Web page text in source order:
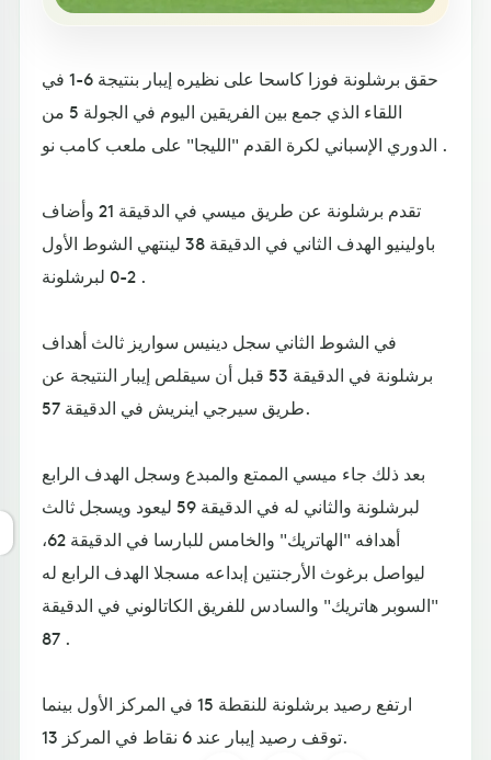
حقق برشلونة فوزا كاسحا على نظيره إيبار بنتيجة 6-1 في
اللقاء الذي جمع بين الفريقين اليوم في الجولة 5 من
الدوري الإسباني لكرة القدم "الليجا" على ملعب كامب نو .
تقدم برشلونة عن طريق ميسي في الدقيقة 21 وأضاف
باولينيو الهدف الثاني في الدقيقة 38 لينتهي الشوط الأول
2-0 لبرشلونة .
في الشوط الثاني سجل دينيس سواريز ثالث أهداف
برشلونة في الدقيقة 53 قبل أن سيقلص إيبار النتيجة عن
طريق سيرجي اينريش في الدقيقة 57.
بعد ذلك جاء ميسي الممتع والمبدع وسجل الهدف الرابع
لبرشلونة والثاني له في الدقيقة 59 ليعود ويسجل ثالث
أهدافه "الهاتريك" والخامس للبارسا في الدقيقة 62،
ليواصل برغوث الأرجنتين إبداعه مسجلا الهدف الرابع له
"السوبر هاتريك" والسادس للفريق الكاتالوني في الدقيقة
87 .
ارتفع رصيد برشلونة للنقطة 15 في المركز الأول بينما
توقف رصيد إيبار عند 6 نقاط في المركز 13.